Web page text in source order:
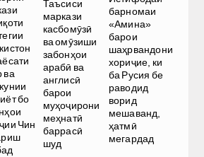
ва
бо
Чин
Таъсиси
маркази
касбомӯзӣ
ва омӯзиши
забонҳои
арабӣ ва
англисӣ
барои
муҳоҷирони
меҳнатӣ
баррасӣ
шуд
барномаи
«Амина»
барои
шаҳрвандони
хориҷие, ки
ба Русия бе
раводид
ворид
мешаванд,
ҳатмӣ
мегардад